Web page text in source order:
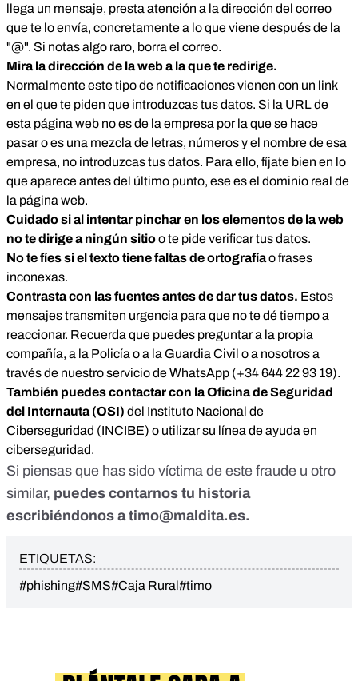
llega un mensaje, presta atención a la dirección del correo
que te lo envía, concretamente a lo que viene después de la
"@". Si notas algo raro, borra el correo.
Mira la dirección de la web a la que te redirige.
Normalmente este tipo de notificaciones vienen con un link
en el que te piden que introduzcas tus datos. Si la URL de
esta página web no es de la empresa por la que se hace
pasar o es una mezcla de letras, números y el nombre de esa
empresa, no introduzcas tus datos. Para ello, fíjate bien en lo
que aparece antes del último punto, ese es el dominio real de
la página web.
Cuidado si al intentar pinchar en los elementos de la web
no te dirige a ningún sitioo te pide verificar tus datos.
No te fíes si el texto tiene faltas de ortografíao frases
inconexas.
Contrasta con las fuentes antes de dar tus datos. Estos
mensajes transmiten urgencia para que no te dé tiempo a
reaccionar. Recuerda que puedes preguntar a la propia
compañía, a la Policía o a la Guardia Civil o a nosotros a
través de nuestro servicio de WhatsApp (+34 644 22 93 19).
También puedes contactar con la Oficina de Seguridad
del Internauta (OSI) del Instituto Nacional de
Ciberseguridad (INCIBE) o utilizar su línea de ayuda en
ciberseguridad.
Si piensas que has sido víctima de este fraude u otro
similar, puedes contarnos tu historia
escribiéndonos atimo@maldita.es.
ETIQUETAS:
#phishing#SMS#Caja Rural#timo